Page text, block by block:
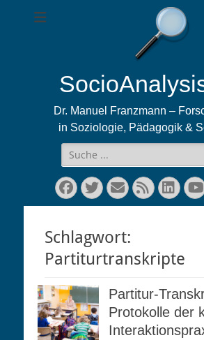
Dr. Manuel Franzmann –
in Soziologie, Pädagogik &
Suchen
nach:
Facebook
Twitter
E-
Mail
Feed
Schlagwort:
Partiturtranskripte
Partitur-
Protokolle der